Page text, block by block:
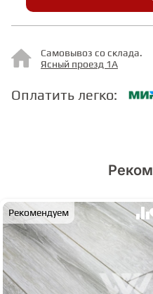
СТУПЕНИ
ФАНЕРА
Самовывоз со склада.
Ясный проезд 1А
Оплатить легко:
Рекомендуем